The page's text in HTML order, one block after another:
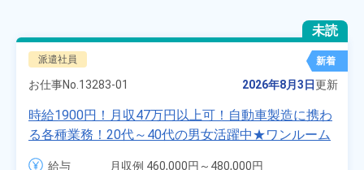
未読
派遣社員 新着
お仕事No. 13283-01 2026年8月3日更新
時給1900円！月収47万円以上可！自動車製造に携わ
る各種業務！20代～40代の男女活躍中★ワンルーム
寮無料！マイカー通勤OK！無料駐車場あり！赴任旅
給与
月収例 460,000円～480,000円